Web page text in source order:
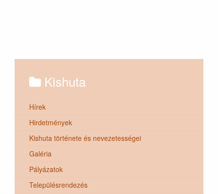
Kishuta
Hírek
Hirdetmények
Kishuta története és nevezetességei
Galéria
Pályázatok
Településrendezés